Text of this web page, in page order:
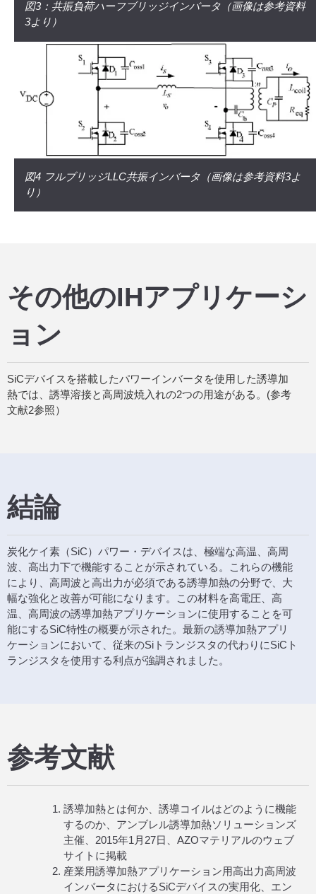
図3：共振負荷ハーフブリッジインバータ（画像は参考資料
3より）
図4 フルブリッジLLC共振インバータ（画像は参考資料3よ
り）
その他のIHアプリケーシ
ョン
SiCデバイスを搭載したパワーインバータを使用した誘導加
熱では、誘導溶接と高周波焼入れの2つの用途がある。(参考
文献2参照）
結論
炭化ケイ素（SiC）パワー・デバイスは、極端な高温、高周
波、高出力下で機能することが示されている。これらの機能
により、高周波と高出力が必須である誘導加熱の分野で、大
幅な強化と改善が可能になります。この材料を高電圧、高
温、高周波の誘導加熱アプリケーションに使用することを可
能にするSiC特性の概要が示された。最新の誘導加熱アプリ
ケーションにおいて、従来のSiトランジスタの代わりにSiCト
ランジスタを使用する利点が強調されました。
参考文献
誘導加熱とは何か、誘導コイルはどのように機能
するのか、アンブレル誘導加熱ソリューションズ
主催、2015年1月27日、AZOマテリアルのウェブ
サイトに掲載
産業用誘導加熱アプリケーション用高出力高周波
インバータにおけるSiCデバイスの実用化、エン